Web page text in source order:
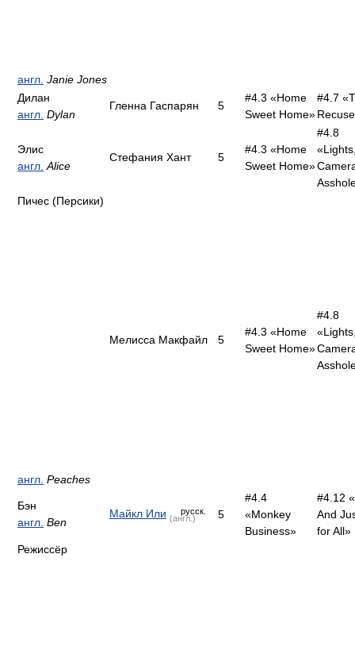
англ. Janie Jones
Дилан
англ. Dylan
Гленна Гаспарян 5
#4.3 «Home
Sweet Home»
#4.7
Элис
англ. Alice
Стефания Хант 5
#4.3 «Home
Sweet Home»
#4.8
Пичес (Персики)
англ. Peaches
Мелисса Макфайл 5
#4.3 «Home
Sweet Home»
#4.8
Бэн
англ. Ben
Майкл Или (англ.)
русск. 5
#4.4
«Monkey
Business»
#4.12
And
for All»
Режиссёр